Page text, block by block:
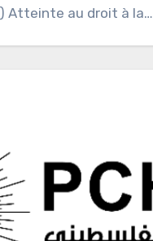
Atteinte au droit à la…